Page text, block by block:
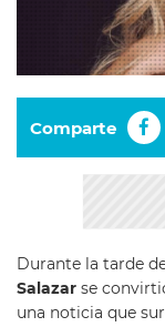
Comparte
Durante la tarde
Salazar se
una noticia que